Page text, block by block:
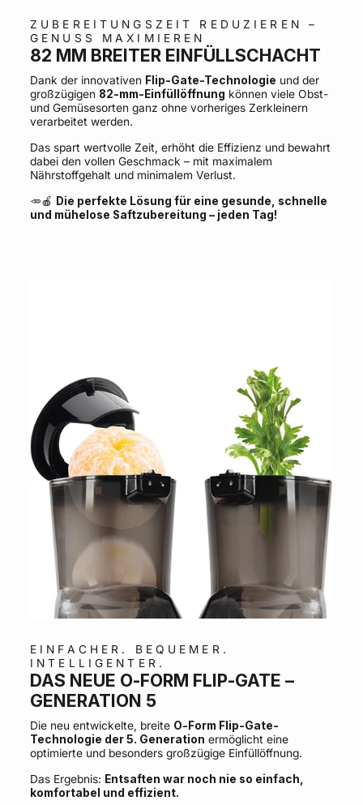
ZUBEREITUNGSZEIT REDUZIEREN –
GENUSS MAXIMIEREN
82 MM BREITER EINFÜLLSCHACHT
Dank der innovativen Flip-Gate-Technologie und der
großzügigen 82-mm-Einfüllöffnung können viele Obst-
und Gemüsesorten ganz ohne vorheriges Zerkleinern
verarbeitet werden.
Das spart wertvolle Zeit, erhöht die Effizienz und bewahrt
dabei den vollen Geschmack – mit maximalem
Nährstoffgehalt und minimalem Verlust.
🥕🍎 Die perfekte Lösung für eine gesunde, schnelle
und mühelose Saftzubereitung – jeden Tag!
EINFACHER. BEQUEMER.
INTELLIGENTER.
DAS NEUE O-FORM FLIP-GATE –
GENERATION 5
Die neu entwickelte, breite O-Form Flip-Gate-
Technologie der 5. Generation ermöglicht eine
optimierte und besonders großzügige Einfüllöffnung.
Das Ergebnis: Entsaften war noch nie so einfach,
komfortabel und effizient.